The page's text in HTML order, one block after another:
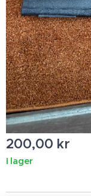
200,00 kr
I lager